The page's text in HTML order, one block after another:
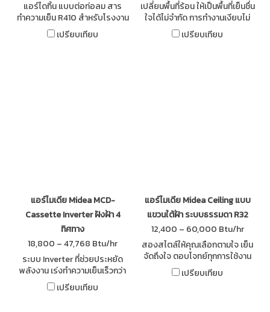
แอร์ไดกิ้น แบบต่อท่อลม สาร
ทำความเย็น R410 สำหรับโรงงาน
และ สำนักงาน Daikin Ducted
Split R410 (Non-Inverter)
เปรียบเทียบ
เปลี่ยนพื้นที่ร้อน ให้เป็นพื้นที่เย็นชื่น
ใจได้ไม่จำกัด การทำงานเงียบไม่
ส่งเสียงรบกวน คอยล์ร้อน
เคลือบสาร Golden Fin ป้องกัน
เปรียบเทียบ
แอร์ไมเดีย Midea MCD-
Cassette Inverter ฝังฝ้า 4
ทิศทาง
18,800 – 47,768 Btu/hr
ระบบ Inverter ที่ช่วยประหยัด
พลังงาน เร่งทำความเย็นเร็วกว่า
30% ทำความเย็นได้แม้ขณะ
อุณหภูมิแวดภายนอกสูงถึง 43
เปรียบเทียบ
แอร์ไมเดีย Midea Ceiling แบบ
แขวนใต้ฝ้า ระบบธรรมดา R32
12,400 – 60,000 Btu/hr
สองสไตล์ให้คุณเลือกตามใจ เย็น
จัดถึงใจ ตอบโจทย์ทุกการใช้งาน
ทั้งแขวนใต้ฝ้าหรือตั้งพื้น 3D
Airflow ปรับบานทิศทางลมได้ทั้ง
เปรียบเทียบ